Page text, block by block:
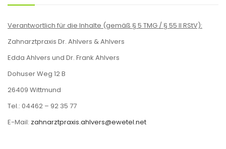
Verantwortlich für die Inhalte (gemäß § 5 TMG / § 55 II RStV):
Zahnarztpraxis Dr. Ahlvers & Ahlvers
Edda Ahlvers und Dr. Frank Ahlvers
Dohuser Weg 12 B
26409 Wittmund
Tel.: 04462 – 92 35 77
E-Mail: zahnarztpraxis.ahlvers@ewetel.net